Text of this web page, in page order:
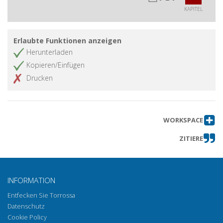
KAPITEL
Erlaubte Funktionen anzeigen
Herunterladen
Kopieren/Einfügen
Drucken
WORKSPACE
ZITIERE
INFORMATION
Entfecken Sie Torrossa
Datenschutz
Cookie Policy